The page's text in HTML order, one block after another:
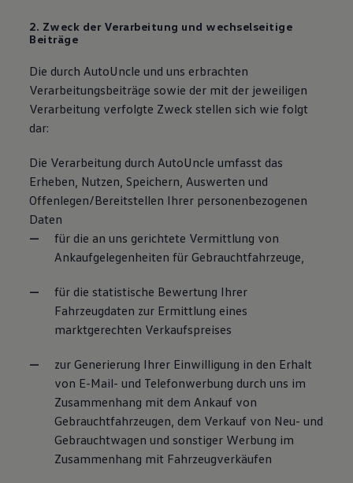
2. Zweck der Verarbeitung und wechselseitige
Beiträge
Die durch AutoUncle und uns erbrachten
Verarbeitungsbeiträge sowie der mit der jeweiligen
Verarbeitung verfolgte Zweck stellen sich wie folgt
dar:
Die Verarbeitung durch AutoUncle umfasst das
Erheben, Nutzen, Speichern, Auswerten und
Offenlegen/Bereitstellen Ihrer personenbezogenen
Daten
für die an uns gerichtete Vermittlung von
Ankaufgelegenheiten für Gebrauchtfahrzeuge,
für die statistische Bewertung Ihrer
Fahrzeugdaten zur Ermittlung eines
marktgerechten Verkaufspreises
zur Generierung Ihrer Einwilligung in den Erhalt
von E-Mail- und Telefonwerbung durch uns im
Zusammenhang mit dem Ankauf von
Gebrauchtfahrzeugen, dem Verkauf von Neu- und
Gebrauchtwagen und sonstiger Werbung im
Zusammenhang mit Fahrzeugverkäufen